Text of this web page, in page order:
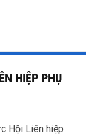
HIỆP PHỤ
Hội Liên hiệp